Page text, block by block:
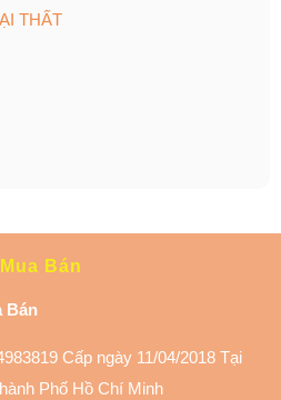
THẤT
Bán
Bán
Cấp ngày 11/04/2018 Tại
Phố Hồ Chí Minh